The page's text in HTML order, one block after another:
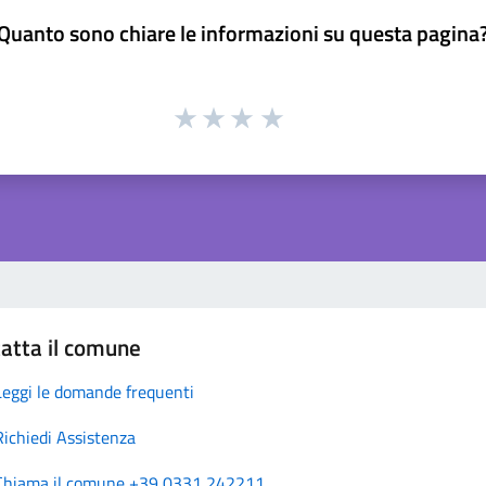
sono chiare le informazioni su questa
il comune
le domande frequenti
Assistenza